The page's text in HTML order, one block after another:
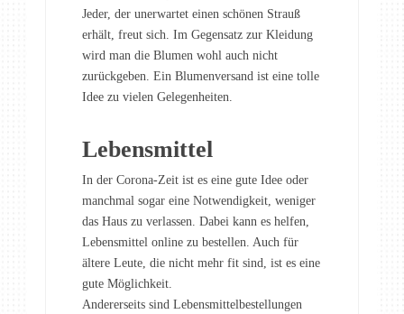
Jeder, der unerwartet einen schönen Strauß
erhält, freut sich. Im Gegensatz zur Kleidung
wird man die Blumen wohl auch nicht
zurückgeben. Ein Blumenversand ist eine tolle
Idee zu vielen Gelegenheiten.
Lebensmittel
In der Corona-Zeit ist es eine gute Idee oder
manchmal sogar eine Notwendigkeit, weniger
das Haus zu verlassen. Dabei kann es helfen,
Lebensmittel online zu bestellen. Auch für
ältere Leute, die nicht mehr fit sind, ist es eine
gute Möglichkeit.
Andererseits sind Lebensmittelbestellungen